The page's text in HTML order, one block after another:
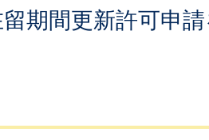
期間更新許可申